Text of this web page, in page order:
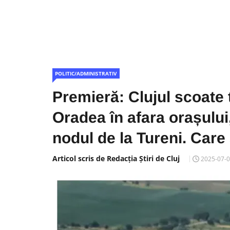
POLITIC/ADMINISTRATIV
Premieră: Clujul
Oradea în afara
nodul de la Tureni.
Articol scris de Redacția Știri de Cluj 2025-07-